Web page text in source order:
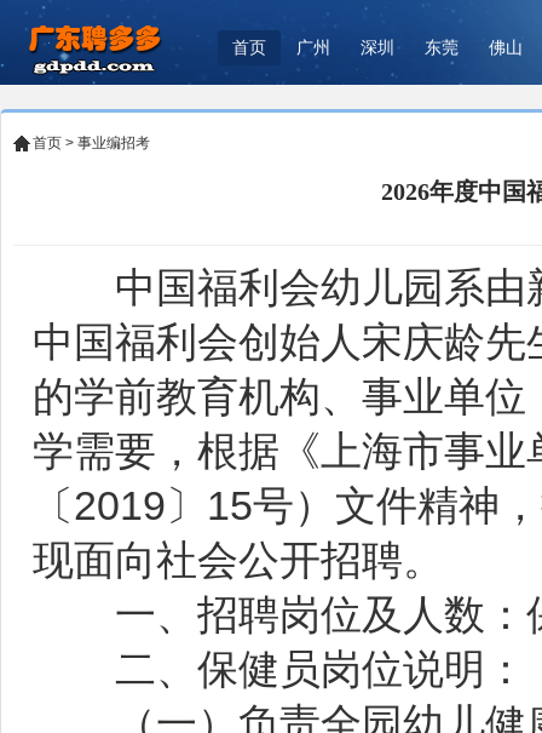
首页 广州 深圳 东莞 佛山
首页 > 事业编招考
2026年度中国
中国福利会幼儿园系由
中国福利会创始人宋庆龄
的学前教育机构、事业单
学需要，根据《上海市事
〔2019〕15号）文件精神
现面向社会公开招聘。
一、招聘岗位及人数：
二、保健员岗位说明：
（一）负责全园幼儿健